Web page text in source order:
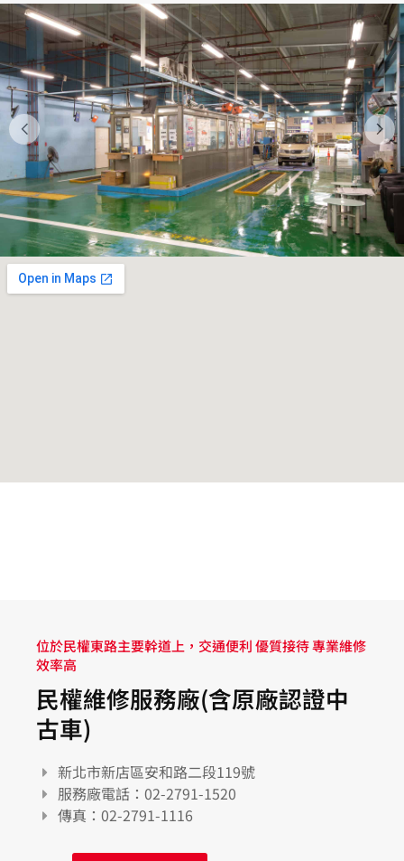
位於民權東路主要幹道上，交通便利 優質接待 專業維修
效率高
民權維修服務廠(含原廠認證中
古車)
新北市新店區安和路二段119號
服務廠電話：02-2791-1520
傳真：02-2791-1116